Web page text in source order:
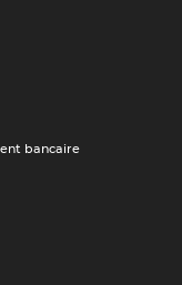
bancaire